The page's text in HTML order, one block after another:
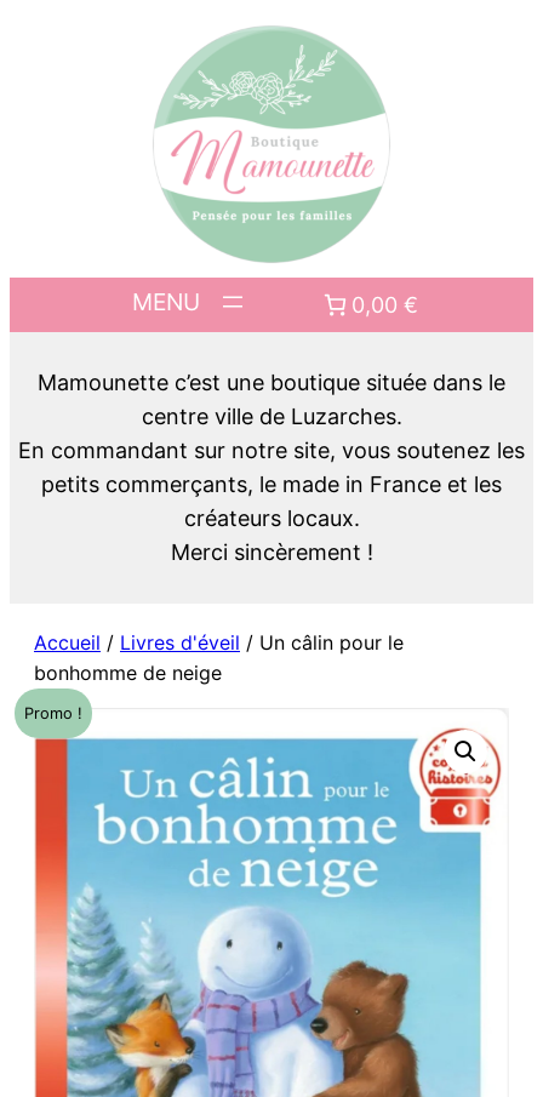
0,00 €
Mamounette c’est une boutique située dans le
centre ville de Luzarches.
En commandant sur notre site, vous soutenez les
petits commerçants, le made in France et les
créateurs locaux.
Merci sincèrement !
Accueil / Livres d'éveil / Un câlin pour le
bonhomme de neige
Promo !